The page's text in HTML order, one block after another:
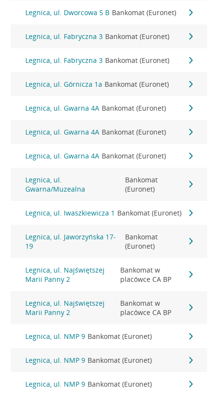
Legnica, ul. Dworcowa 5 B Bankomat (Euronet)
Legnica, ul. Fabryczna 3 Bankomat (Euronet)
Legnica, ul. Fabryczna 3 Bankomat (Euronet)
Legnica, ul. Górnicza 1a Bankomat (Euronet)
Legnica, ul. Gwarna 4A Bankomat (Euronet)
Legnica, ul. Gwarna 4A Bankomat (Euronet)
Legnica, ul. Gwarna 4A Bankomat (Euronet)
Legnica, ul.
Gwarna/Muzealna
Bankomat
(Euronet)
Legnica, ul. Iwaszkiewicza 1 Bankomat (Euronet)
Legnica, ul. Jaworzyńska 17-
19
Bankomat
(Euronet)
Legnica, ul. Najświętszej
Marii Panny 2
Bankomat w
placówce CA BP
Legnica, ul. Najświętszej
Marii Panny 2
Bankomat w
placówce CA BP
Legnica, ul. NMP 9 Bankomat (Euronet)
Legnica, ul. NMP 9 Bankomat (Euronet)
Legnica, ul. NMP 9 Bankomat (Euronet)